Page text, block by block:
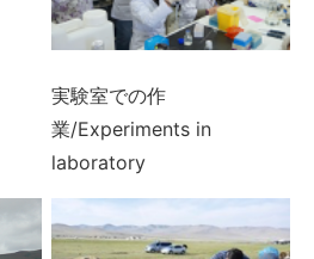
実験室での作
業/Experiments in
laboratory